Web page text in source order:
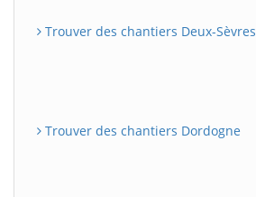
Trouver des chantiers Deux-Sèvres
Trouver des chantiers Dordogne